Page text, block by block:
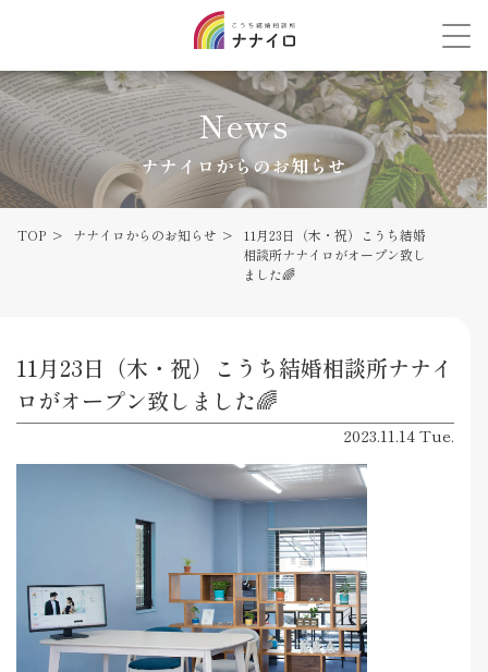
News
ナナイロからのお知らせ
TOP ナナイロからのお知らせ
11月23日（木・祝）こうち結婚
相談所ナナイロがオープン致し
ました🌈
11月23日（木・祝）こうち結婚相談所ナナイ
ロがオープン致しました🌈
2023.11.14 Tue.